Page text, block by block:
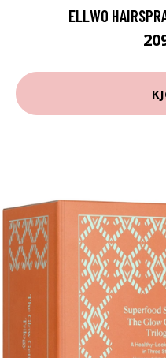
ELLWO